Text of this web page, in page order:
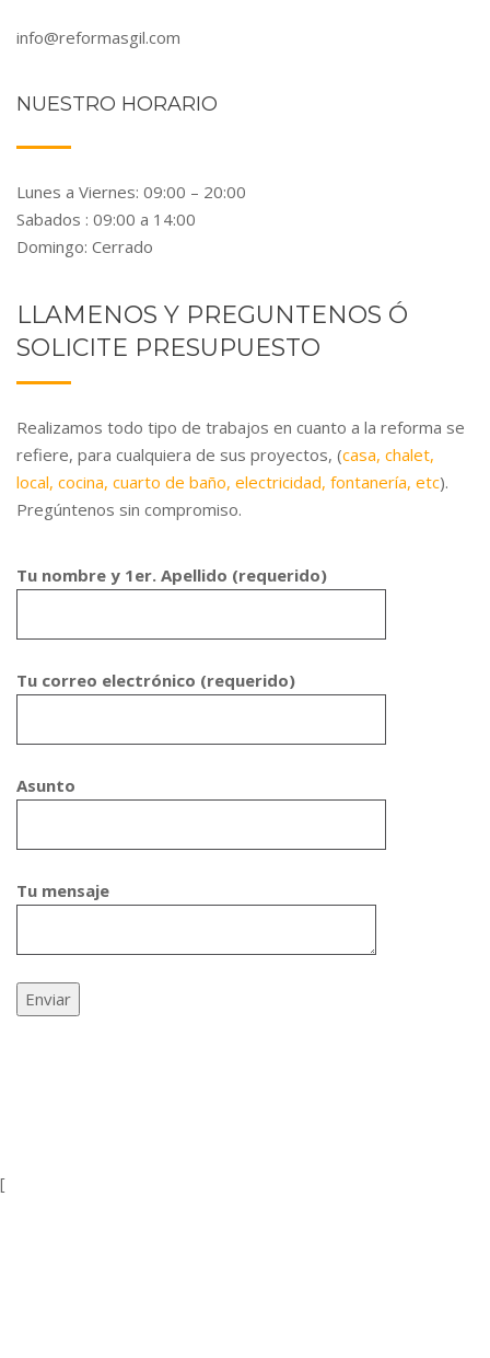
info@reformasgil.com
NUESTRO HORARIO
Lunes a Viernes: 09:00 – 20:00
Sabados : 09:00 a 14:00
Domingo: Cerrado
LLAMENOS Y PREGUNTENOS Ó
SOLICITE PRESUPUESTO
Realizamos todo tipo de trabajos en cuanto a la reforma se
refiere, para cualquiera de sus proyectos, (casa, chalet,
local, cocina, cuarto de baño, electricidad, fontanería, etc).
Pregúntenos sin compromiso.
Tu nombre y 1er. Apellido (requerido)
Tu correo electrónico (requerido)
Asunto
Tu mensaje
[